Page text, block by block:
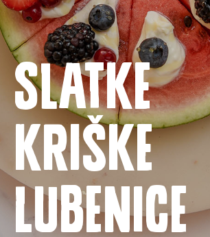
Naslovnica
Proizvodi
Recepti
Priča o ABC
Novosti
Slatke
kriške
lubenice